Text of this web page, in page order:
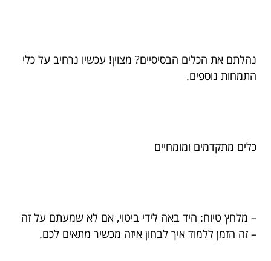
נהלתם את הכלים הבסיסיים? מצוין! עכשיו נרחיב על כלי
התמחות נוספים.
כלים מתקדמים ומומחיים
– מלחץ טיוח: היד באה לידי ביטוי, אם לא שמעתם על זה
– זה הזמן ללמוד איך לבחון איזה מכשיר מתאים לכם.